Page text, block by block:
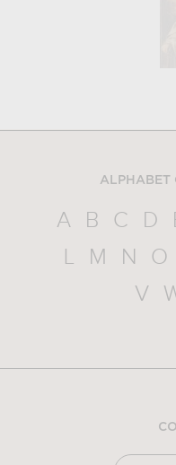
ALPHABET
A B C D
L
M N O
V